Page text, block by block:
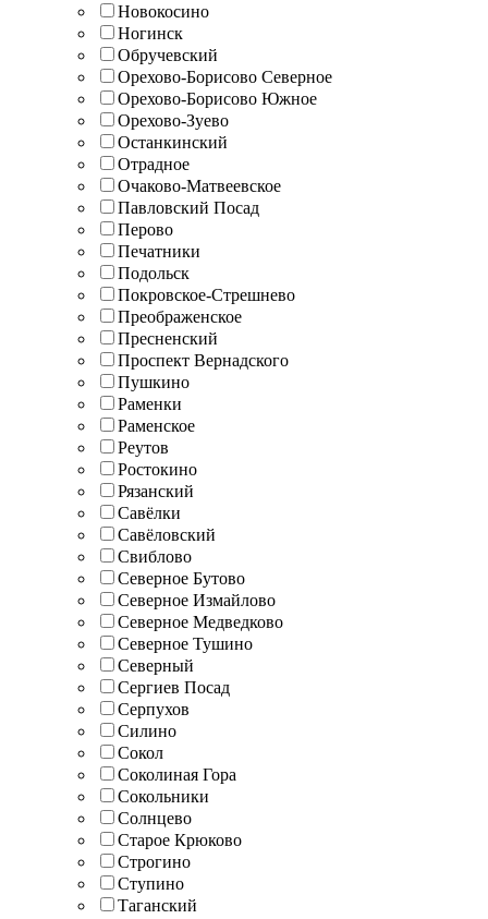
Новокосино
Ногинск
Обручевский
Орехово-Борисово Северное
Орехово-Борисово Южное
Орехово-Зуево
Останкинский
Отрадное
Очаково-Матвеевское
Павловский Посад
Перово
Печатники
Подольск
Покровское-Стрешнево
Преображенское
Пресненский
Проспект Вернадского
Пушкино
Раменки
Раменское
Реутов
Ростокино
Рязанский
Савёлки
Савёловский
Свиблово
Северное Бутово
Северное Измайлово
Северное Медведково
Северное Тушино
Северный
Сергиев Посад
Серпухов
Силино
Сокол
Соколиная Гора
Сокольники
Солнцево
Старое Крюково
Строгино
Ступино
Таганский